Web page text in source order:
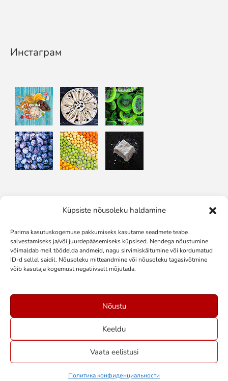
Küpsiste nõusoleku haldamine
Parima kasutuskogemuse pakkumiseks kasutame seadmete teabe
salvestamiseks ja/või juurdepääsemiseks küpsised. Nendega nõustumine
võimaldab meil töödelda andmeid, nagu sirvimiskäitumine või kordumatud
ID-d sellel saidil. Nõusoleku mitteandmine või nõusoleku tagasivõtmine
võib kasutaja kogemust negatiivselt mõjutada.
Nõustu
Keeldu
Vaata eelistusi
Политика конфиденциальности
Инстаграм
Подписывайтесь на нас в: